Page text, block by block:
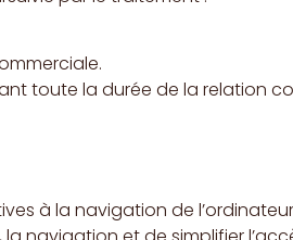
toute la durée de la relation
à la navigation de